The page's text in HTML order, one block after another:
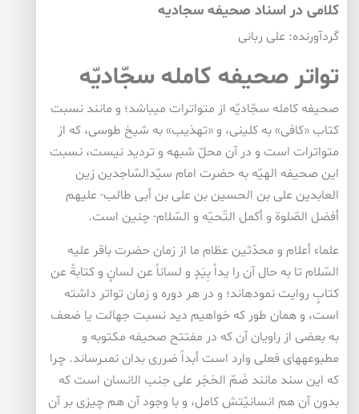
كلامی در اسناد صحیفه سجادیه
گردآورنده: علی ربانی
تواتر صحيفه كامله سجّاديّه‏
صحيفه كامله سجّاديّه از متواترات می‏باشد؛ و مانند نسبت
كتاب «كافى» به كلينى، و «تهذيب» به شيخ طوسى، كه از
متواترات است و در آن محلّ شبهه و ترديد نيست، نسبت
اين صحيفه الهيّه به حضرت امام سيّدالسّاجدين زين
العابدين على بن الحسين بن على بن أبى طالب- عليهم
أفضل الصّلوة و أكمل التّحيّه و السّلام- چنين است.
علماء أعلام و محدّثين عظام ما از زمان حضرت باقر عليه
السّلام تا به حال آن را يداً بِيَدٍ و لساناً عن لسانٍ و كتابةً عن
كتابٍ روايت نموده‏اند؛ و در هر دوره و زمان تواتر داشته
است، و همان طور كه خواهيم ديد نسبت جهالت يا ضعف
به بعضى از راويان آن كه در مفتتح صحيفه مكتوبه و
مطبوعه‏هاى فعلى وارد است أبداً ضررى بدان نمى‏رساند. چرا
كه اين سند مانند ضَمّ الحَجَر على جنب الانسان است كه
بدون آن هم انسانيّتش كامل، و با وجود آن هم چيزى بر آن